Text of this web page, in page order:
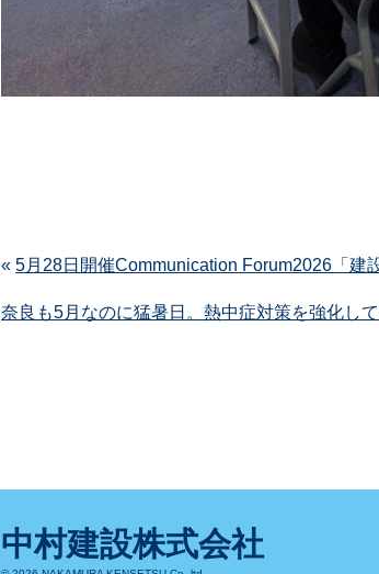
« 5月28日開催Communication Forum2026「建
奈良も5月なのに猛暑日。熱中症対策を強化して
中村建設株式会社